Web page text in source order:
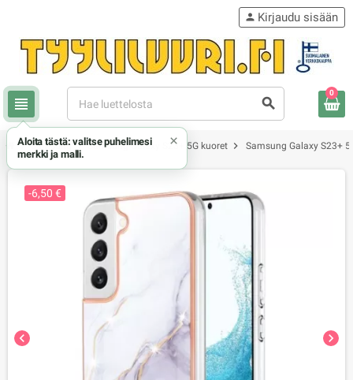
view_headline search
person Kirjaudu sisään
0
chevron_rightSamsung chevron_rightSamsung Galaxy S23+ 5G kuoret chevron_right Samsung Galaxy S23+
chevron_left chevron_right
-6,50 €
Aloita tästä: valitse puhelimesi
merkki ja malli.
×